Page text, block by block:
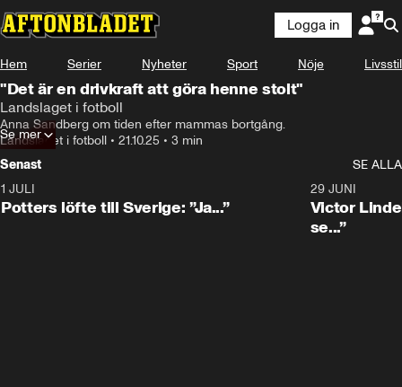
Logga in
Hem Serier Nyheter Sport Nöje Livsstil
"Det är en drivkraft att göra henne stolt"
Landslaget i fotboll
Anna Sandberg om tiden efter mammas bortgång.
Landslaget i fotboll • 21.10.25 • 3 min
Se mer
Senast
SE ALLA
1 JULI
Potters löfte till Sverige: ”Ja...”
29 JUNI
Victor
se...”